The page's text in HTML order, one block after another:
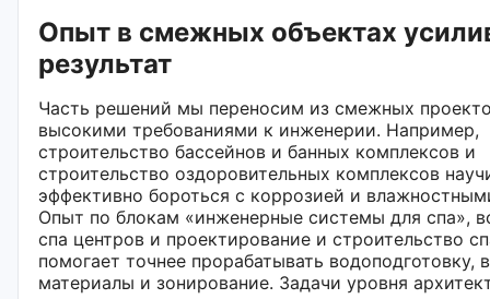
Опыт в смежных объектах
результат
Часть решений мы переносим из смежных
высокими требованиями к инженерии. Например,
строительство бассейнов и банных комплексов и
строительство оздоровительных комплексов
эффективно бороться с коррозией и
Опыт по блокам «инженерные системы для спа»,
спа центров и проектирование и строительство
помогает точнее прорабатывать водоподготовку,
материалы и зонирование. Задачи уровня